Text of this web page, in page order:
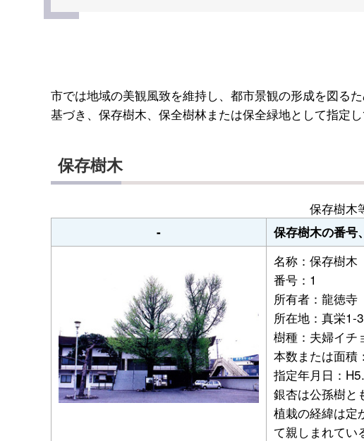
市では地域の美観風致を維持し、都市景観の形成を図る
基づき、保存樹木、保全樹林または保全緑地として指定し
保存樹木
保存樹木
- 保存樹木の番号
名称：保存樹木
番号：1
所有者：龍徳寺
所在地：真栄1-
樹種：夫婦イチ
本数または面積
指定年月日：
銀杏は公孫樹と
植栽の経緯は定
て親しまれてい